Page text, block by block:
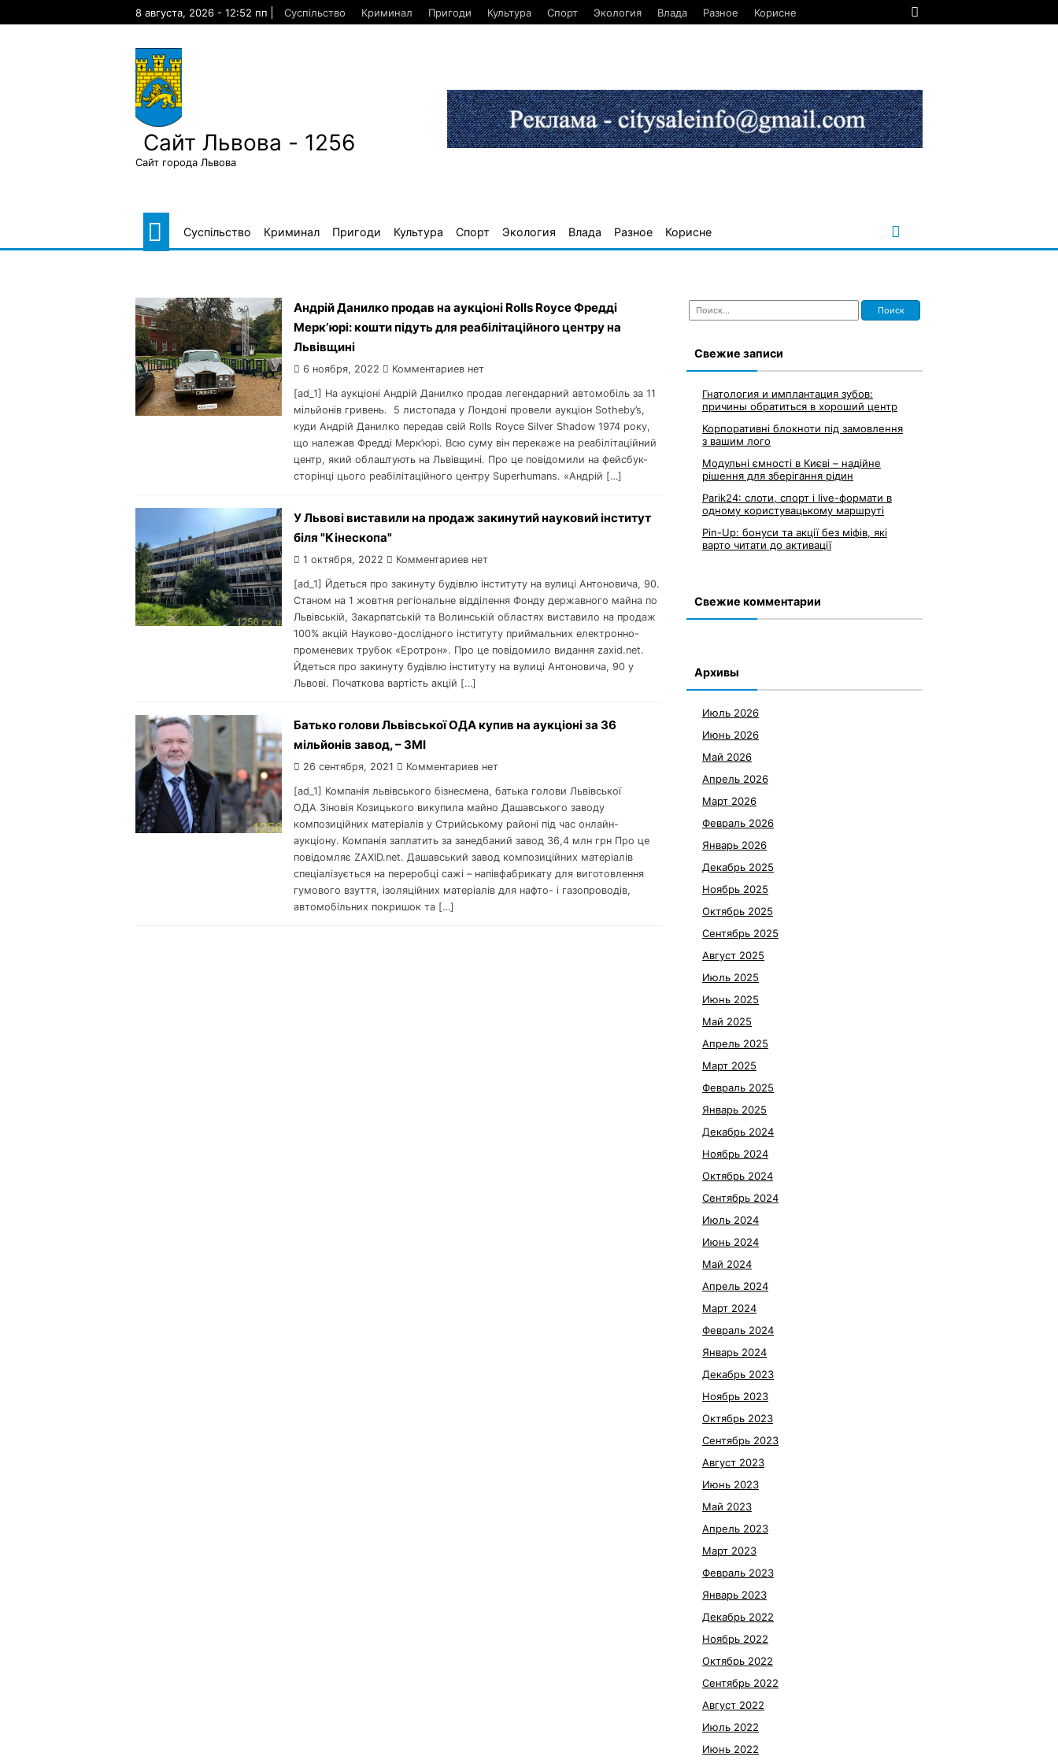
8 августа, 2026 - 12:52 пп Суспільство Криминал Пригоди Культура Спорт Экология Влада Разное Корисне
Сайт Львова - 1256
Сайт города Львова
Суспільство Криминал Пригоди Культура Спорт Экология Влада Разное Корисне
Андрій Данилко продав на аукціоні Rolls Royce Фредді
Меркʼюрі: кошти підуть для реабілітаційного центру на
Львівщині
6 ноября, 2022 Комментариев нет
[ad_1] На аукціоні Андрій Данилко продав легендарний автомобіль за 11
мільйонів гривень. 5 листопада у Лондоні провели аукціон Sotheby’s,
куди Андрій Данилко передав свій Rolls Royce Silver Shadow 1974 року,
що належав Фредді Мерк’юрі. Всю суму він перекаже на реабілітаційний
центр, який облаштують на Львівщині. Про це повідомили на фейсбук-
сторінці цього реабілітаційного центру Superhumans. «Андрій […]
У Львові виставили на продаж закинутий науковий інститут
біля "Кінескопа"
1 октября, 2022 Комментариев нет
[ad_1] Йдеться про закинуту будівлю інституту на вулиці Антоновича, 90.
Станом на 1 жовтня регіональне відділення Фонду державного майна по
Львівській, Закарпатській та Волинській областях виставило на продаж
100% акцій Науково-дослідного інституту приймальних електронно-
променевих трубок «Еротрон». Про це повідомило видання zaxid.net.
Йдеться про закинуту будівлю інституту на вулиці Антоновича, 90 у
Львові. Початкова вартість акцій […]
Батько голови Львівської ОДА купив на аукціоні за 36
мільйонів завод, – ЗМІ
26 сентября, 2021 Комментариев нет
[ad_1] Компанія львівського бізнесмена, батька голови Львівської
ОДА Зіновія Козицького викупила майно Дашавського заводу
композиційних матеріалів у Стрийському районі під час онлайн-
аукціону. Компанія заплатить за занедбаний завод 36,4 млн грн Про це
повідомляє ZAXID.net. Дашавський завод композиційних матеріалів
спеціалізується на переробці сажі – напівфабрикату для виготовлення
гумового взуття, ізоляційних матеріалів для нафто- і газопроводів,
автомобільних покришок та […]
Найти:
Свежие записи
Гнатология и имплантация зубов:
причины обратиться в хороший центр
Корпоративні блокноти під замовлення
з вашим лого
Модульні ємності в Києві – надійне
рішення для зберігання рідин
Parik24: слоти, спорт і live-формати в
одному користувацькому маршруті
Pin-Up: бонуси та акції без міфів, які
варто читати до активації
Свежие комментарии
Архивы
Июль 2026
Июнь 2026
Май 2026
Апрель 2026
Март 2026
Февраль 2026
Январь 2026
Декабрь 2025
Ноябрь 2025
Октябрь 2025
Сентябрь 2025
Август 2025
Июль 2025
Июнь 2025
Май 2025
Апрель 2025
Март 2025
Февраль 2025
Январь 2025
Декабрь 2024
Ноябрь 2024
Октябрь 2024
Сентябрь 2024
Июль 2024
Июнь 2024
Май 2024
Апрель 2024
Март 2024
Февраль 2024
Январь 2024
Декабрь 2023
Ноябрь 2023
Октябрь 2023
Сентябрь 2023
Август 2023
Июнь 2023
Май 2023
Апрель 2023
Март 2023
Февраль 2023
Январь 2023
Декабрь 2022
Ноябрь 2022
Октябрь 2022
Сентябрь 2022
Август 2022
Июль 2022
Июнь 2022